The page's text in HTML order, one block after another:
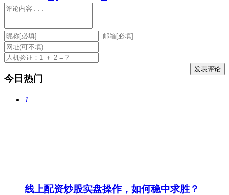
今日热门
1
线上配资炒股实盘操作，如何稳中求胜？